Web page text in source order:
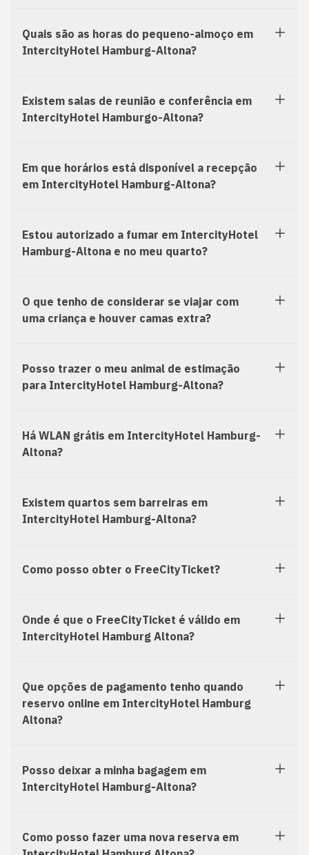
Quais são as horas do pequeno-almoço em
IntercityHotel Hamburg-Altona?
Existem salas de reunião e conferência em
IntercityHotel Hamburgo-Altona?
Em que horários está disponível a recepção
em IntercityHotel Hamburg-Altona?
Estou autorizado a fumar em IntercityHotel
Hamburg-Altona e no meu quarto?
O que tenho de considerar se viajar com
uma criança e houver camas extra?
Posso trazer o meu animal de estimação
para IntercityHotel Hamburg-Altona?
Há WLAN grátis em IntercityHotel Hamburg-
Altona?
Existem quartos sem barreiras em
IntercityHotel Hamburg-Altona?
Como posso obter o FreeCityTicket?
Onde é que o FreeCityTicket é válido em
IntercityHotel Hamburg Altona?
Que opções de pagamento tenho quando
reservo online em IntercityHotel Hamburg
Altona?
Posso deixar a minha bagagem em
IntercityHotel Hamburg-Altona?
Como posso fazer uma nova reserva em